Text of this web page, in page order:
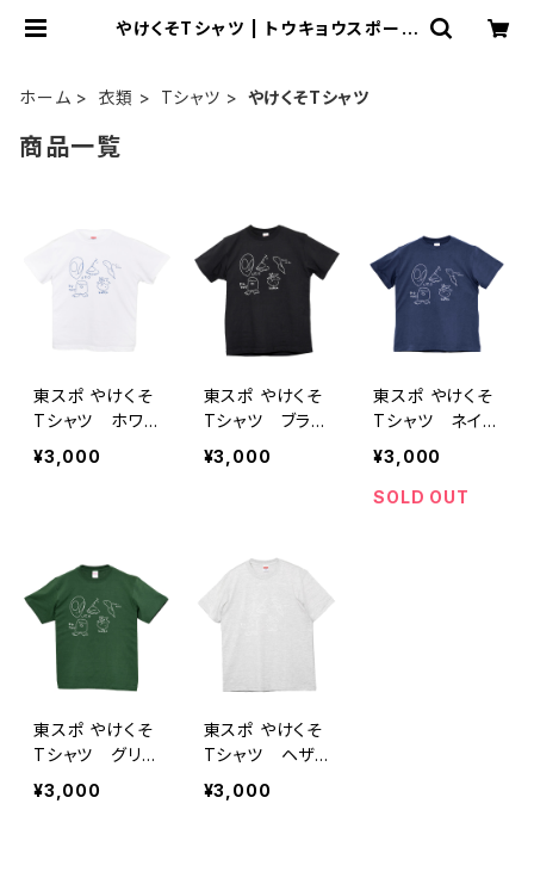
やけくそTシャツ | トウキョウスポーツ
ホーム 衣類 Tシャツ やけくそTシャツ
商品一覧
東スポ やけくそ
Tシャツ ホワイ
ト
¥3,000
東スポ やけくそ
Tシャツ ブラッ
ク
¥3,000
東スポ やけくそ
Tシャツ ネイビ
ー
¥3,000
SOLD OUT
東スポ やけくそ
Tシャツ グリー
ン
¥3,000
東スポ やけくそ
Tシャツ ヘザ
ーグレー
¥3,000